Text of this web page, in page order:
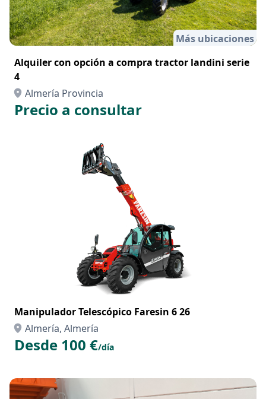
Más ubicaciones
Alquiler con opción a compra tractor landini serie
4
Almería Provincia
Precio a consultar
Manipulador Telescópico Faresin 6 26
Almería, Almería
Desde 100 €/día